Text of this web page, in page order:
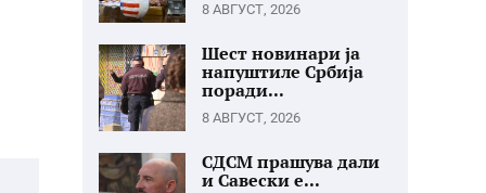
8 АВГУСТ, 2026
Шест новинари ја
напуштиле Србија
поради...
8 АВГУСТ, 2026
СДСМ прашува дали
и Савески е...